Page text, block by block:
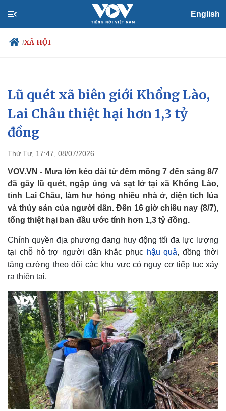
English
/XÃ HỘI
Chính trị
Đảng
Tổ chức nhân sự
Quốc hội
Nhận diện sự thật
Xã hội
Tin 24h
Dự báo thời tiết
Lũ quét xã biên giới Khổng Lào,
Lai Châu thiệt hại hơn 1,3 tỷ
đồng
Thứ Tư, 17:47, 08/07/2026
VOV.VN - Mưa lớn kéo dài từ đêm mồng 7 đến sáng 8/7
đã gây lũ quét, ngập úng và sạt lở tại xã Khổng Lào,
tỉnh Lai Châu, làm hư hỏng nhiều nhà ở, diện tích lúa
và thủy sản của người dân. Đến 16 giờ chiều nay (8/7),
tổng thiệt hại ban đầu ước tính hơn 1,3 tỷ đồng.
Chính quyền địa phương đang huy động tối đa lực lượng
tại chỗ hỗ trợ người dân khắc phục hậu quả, đồng thời
tăng cường theo dõi các khu vực có nguy cơ tiếp tục xảy
ra thiên tai.